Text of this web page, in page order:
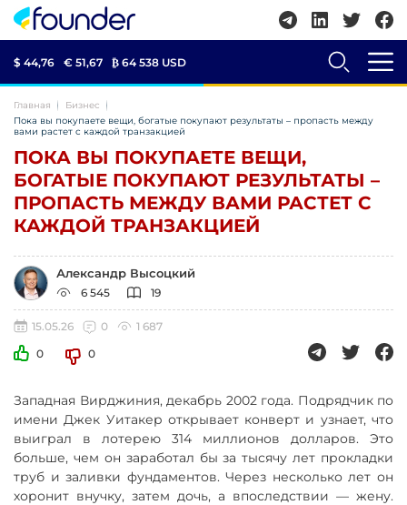
$ 44,76 € 51,67 ₿ 64 538 USD
Главная
Бизнес
Пока вы покупаете вещи, богатые покупают результаты – пропасть между
вами растет с каждой транзакцией
ПОКА ВЫ ПОКУПАЕТЕ ВЕЩИ,
БОГАТЫЕ ПОКУПАЮТ РЕЗУЛЬТАТЫ –
ПРОПАСТЬ МЕЖДУ ВАМИ РАСТЕТ С
КАЖДОЙ ТРАНЗАКЦИЕЙ
Александр Высоцкий
6 545 19
15.05.26 0
1 687
0
0
Западная Вирджиния, декабрь 2002 года. Подрядчик по
имени Джек Уитакер открывает конверт и узнает, что
выиграл в лотерею 314 миллионов долларов. Это
больше, чем он заработал бы за тысячу лет прокладки
труб и заливки фундаментов. Через несколько лет он
хоронит внучку, затем дочь, а впоследствии — жену.